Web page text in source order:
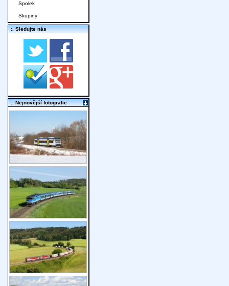
Spolek
Skupiny
:. Sledujte nás
:. Nejnovější fotografie